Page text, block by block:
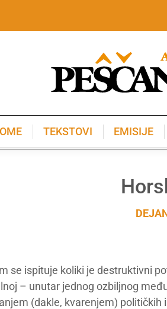
TEKSTOVI EMISIJE
se ispituje koliki je destruktivni
– unutar jednog ozbiljnog
(dakle, kvarenjem) političkih